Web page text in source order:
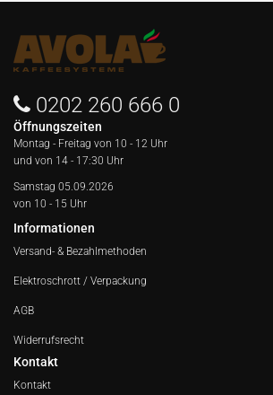
0202 260 666 0
Öffnungszeiten
Montag - Freitag von 10 - 12 Uhr
und von 14 - 17:30 Uhr
Samstag 05.09.2026
von 10 - 15 Uhr
Informationen
Versand- & Bezahlmethoden
Elektroschrott / Verpackung
AGB
Widerrufsrecht
Kontakt
Kontakt